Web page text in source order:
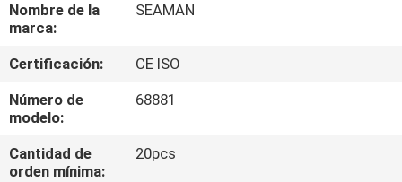
VIAJE
DE
LA
FÁBRICA
Nombre de la
marca:
SEAMAN
Certificación:
CE ISO
Número de
modelo:
68881
Cantidad de
orden mínima:
20pcs